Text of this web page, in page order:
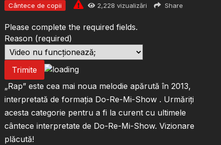
Cântece de copii 2,228 vizualizări Share
Please complete the required fields.
Reason (required)
Trimite
„Rap” este cea mai noua melodie apărută în 2013,
interpretată de formația Do-Re-Mi-Show . Urmăriți
acesta categorie pentru a fi la curent cu ultimele
cântece interpretate de Do-Re-Mi-Show. Vizionare
plăcută!